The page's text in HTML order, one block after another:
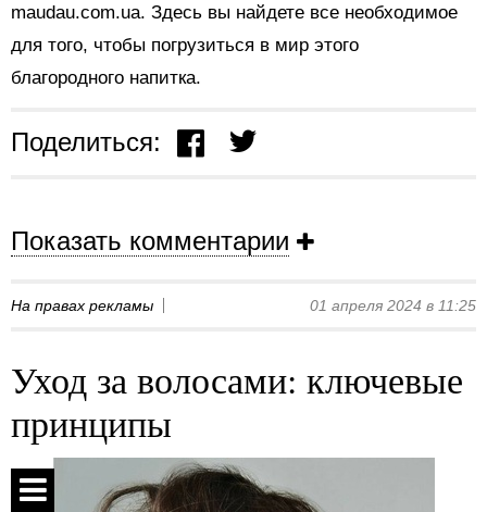
maudau.com.ua. Здесь вы найдете все необходимое
для того, чтобы погрузиться в мир этого
благородного напитка.
Поделиться:
Показать комментарии
На правах рекламы 01 апреля 2024 в 11:25
Уход за волосами: ключевые
принципы